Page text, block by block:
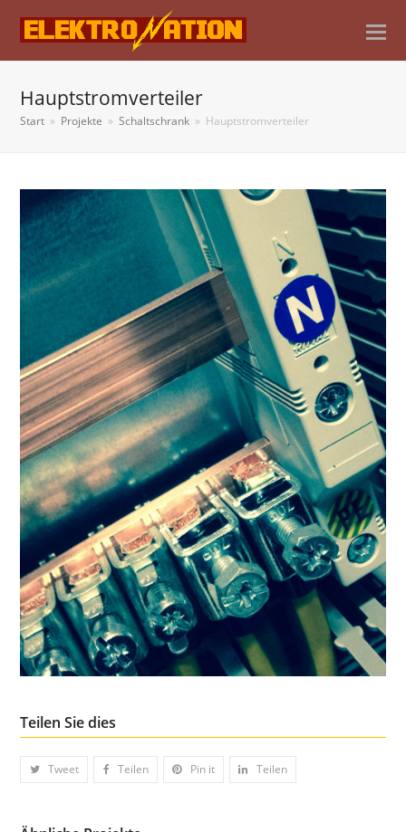
Hauptstromverteiler
Start » Projekte » Schaltschrank » Hauptstromverteiler
Teilen Sie dies
Tweet Teilen Pin it Teilen